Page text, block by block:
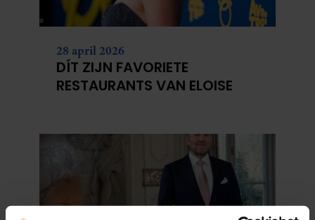
28 april 2026
DÍT ZIJN FAVORIETE
RESTAURANTS VAN ELOISE